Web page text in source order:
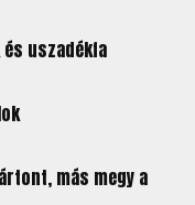
uszadékfa
más megy a